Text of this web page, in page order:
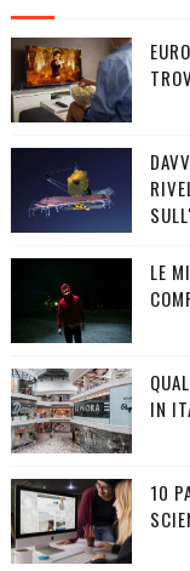
LE
IN
10